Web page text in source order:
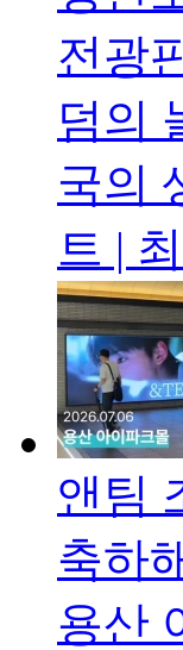
전광
덤의
국의
트 |
앤팀
축하
용산